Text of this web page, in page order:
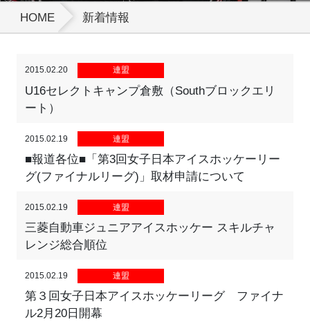
HOME 新着情報
2015.02.20 連盟
U16セレクトキャンプ倉敷（Southブロックエリ
ート）
2015.02.19 連盟
■報道各位■「第3回女子日本アイスホッケーリー
グ(ファイナルリーグ)」取材申請について
2015.02.19 連盟
三菱自動車ジュニアアイスホッケー スキルチャ
レンジ総合順位
2015.02.19 連盟
第３回女子日本アイスホッケーリーグ ファイナ
ル2月20日開幕